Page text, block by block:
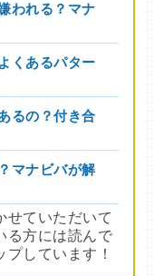
われる？マナ
くあるパター
るの？付き合
マナビバが解
せていただいて
る方には読んで
しています！